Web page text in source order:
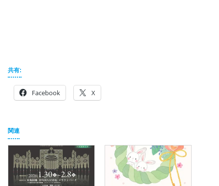
共有:
Facebook X
関連